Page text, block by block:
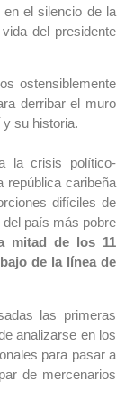
en el silencio de la
del presidente
ostensiblemente
derribar el muro
y su historia.
la crisis político-
república caribeña
difíciles de
país más pobre
mitad de los 11
de la línea de
las primeras
analizarse en los
para pasar a
de mercenarios